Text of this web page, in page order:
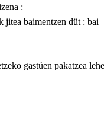
:
jitea baimentzen düt : bai–
gastüen pakatzea